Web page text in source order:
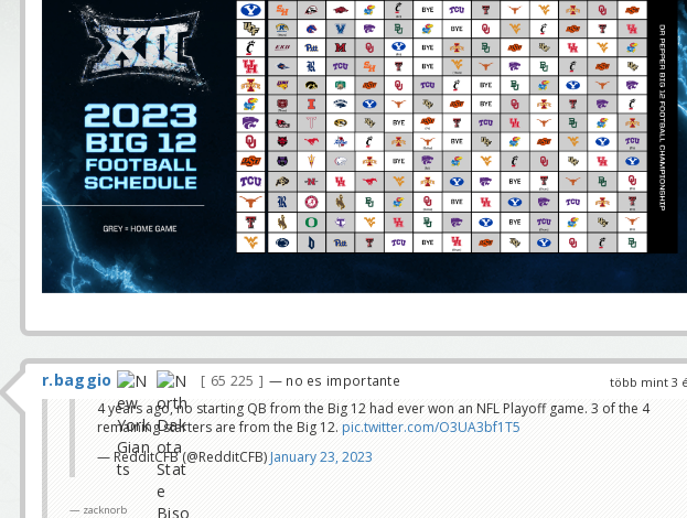
több mint 3
r.baggio 65 225 — no es importante
4 years ago, no starting QB from the Big 12 had ever won an NFL Playoff game. 3 of the 4
remaining starters are from the Big 12. pic.twitter.com/O3UA3bf1T5
— RedditCFB (@RedditCFB)January 23, 2023
zacknorb